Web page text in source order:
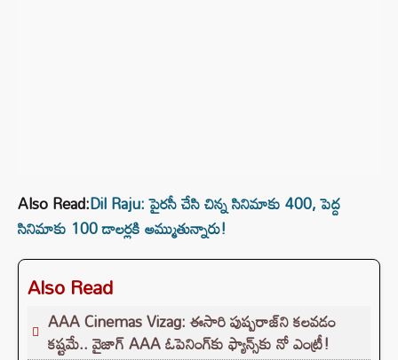
Also Read:Dil Raju: పైరసీ చేసి చిన్న సినిమాకు 400, పెద్ద
సినిమాకు 100 డాలర్లకి అమ్ముతున్నారు!
Also Read
AAA Cinemas Vizag: ఈసారి పుష్పరాజ్‌ని కలవడం
కష్టమే.. వైజాగ్ AAA ఓపెనింగ్‌కు ఫ్యాన్స్‌కు నో ఎంట్రీ!